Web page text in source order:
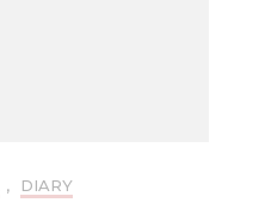
, DIARY